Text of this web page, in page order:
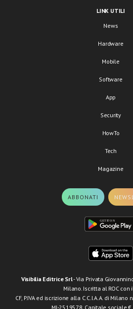
LINK UTILI
News
Hardware
Mobile
Software
App
Security
HowTo
Tech
Magazine
ABBONATI
Visibilia Editrice Srl- Via Privata
Milano. Iscritta al ROC con
CF, P.IVA ed iscrizione alla C.C.I.A.A. di
MI-2519578. Capitale sociale €